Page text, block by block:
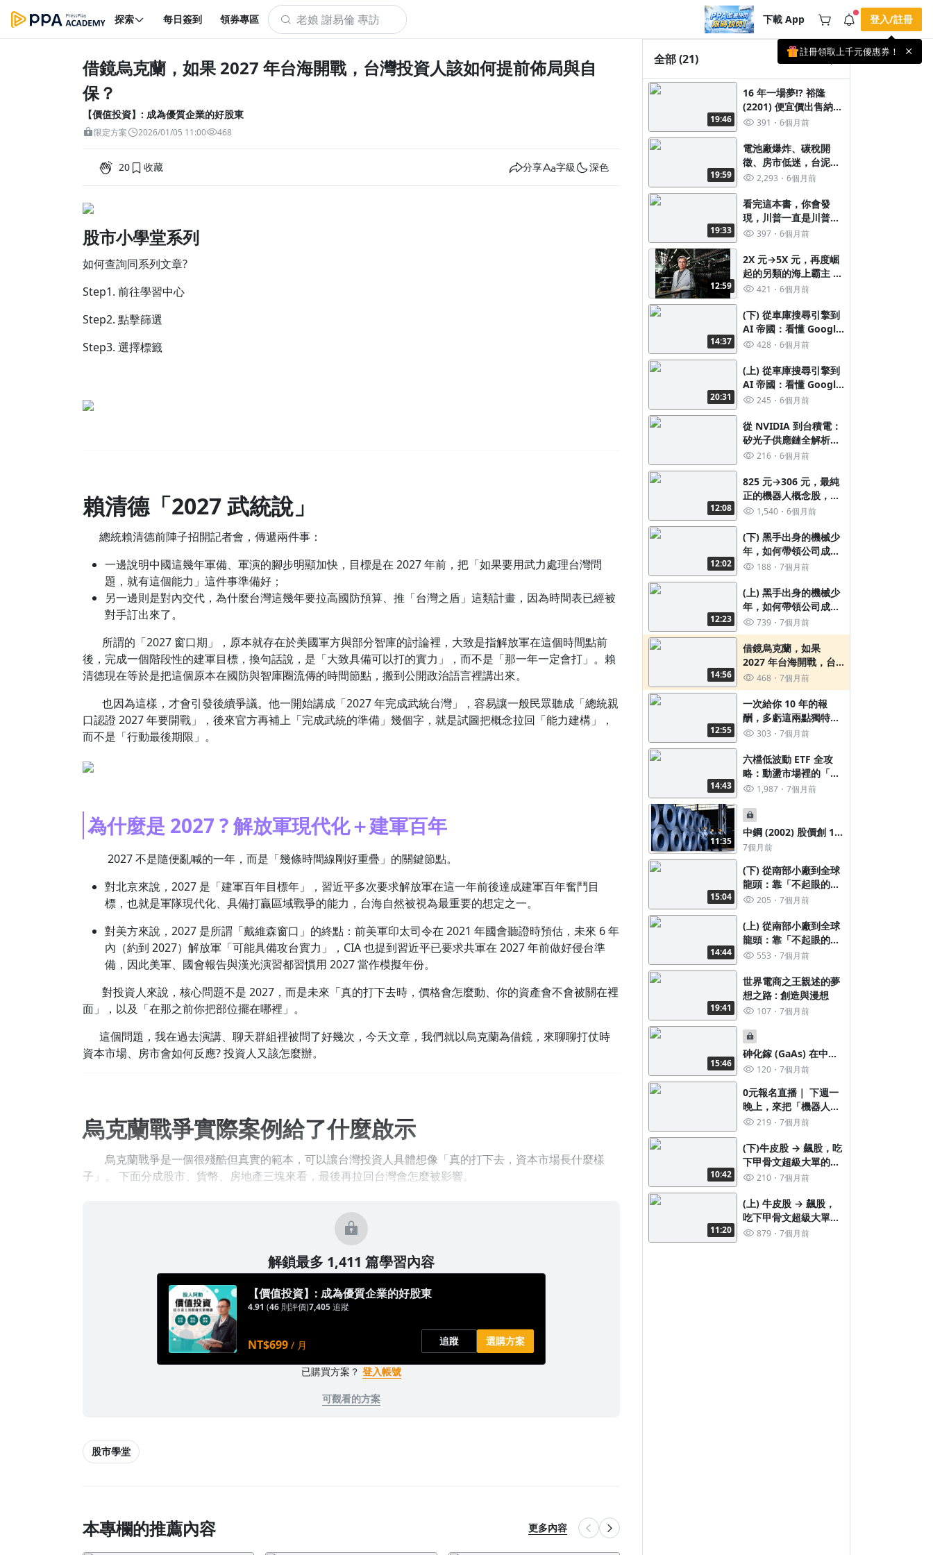
探索 每日簽到 領券專區 下載 App
下載 APP 領取獎勵，隨時吸收新知識
🌞 PPA 避暑津貼．冷氣房升級｜
期間快閃活動
🥵 酷暑限時快閃｜單筆滿 NT$2,500 現
折 NT$300、再贈最高 2% 點數回饋！
🚀 酷暑來襲．偷偷在冷氣房升級 📈
⭐️ 【冷氣房進修 限時開跑】◾單筆滿
NT$2,500 現折 NT$300◾活動期間：即
日起 - 8/13（只有一週）-📣 酷暑季好康
\ 再加碼 /→ 點數回饋無上限🔥購買任一
課程 or 訂閱✅ 消費即享回饋 1% 點數
✅ 滿 $5,000 回饋 2% 點數🎁 此為 PPA
官方帳號 Line@ 專屬活動，加入好友👉
享有「渠道專屬活動」及「個人化推
3 天前
查看全部
登入/註冊
註冊領取上千元優惠券！
借鏡烏克蘭，如果 2027 年台海開戰，台灣投資人該如何提前佈局與自
保？
【價值投資】: 成為優質企業的好股東
限定方案 2026/01/05 11:00 468
20 收藏 分享 字級 深色
股市小學堂系列
如何查詢同系列文章?
Step1. 前往學習中心
Step2. 點擊篩選
Step3. 選擇標籤
賴清德「2027 武統說」
總統賴清德前陣子招開記者會，傳遞兩件事：
一邊說明中國這幾年軍備、軍演的腳步明顯加快，目標是在 2027 年前，把「如果要用武力處理台灣問
題，就有這個能力」這件事準備好；
另一邊則是對內交代，為什麼台灣這幾年要拉高國防預算、推「台灣之盾」這類計畫，因為時間表已經被
對手訂出來了。
所謂的「2027 窗口期」，原本就存在於美國軍方與部分智庫的討論裡，大致是指解放軍在這個時間點前
後，完成一個階段性的建軍目標，換句話說，是「大致具備可以打的實力」，而不是「那一年一定會打」。賴
清德現在等於是把這個原本在國防與智庫圈流傳的時間節點，搬到公開政治語言裡講出來。
也因為這樣，才會引發後續爭議。他一開始講成「2027 年完成武統台灣」，容易讓一般民眾聽成「總統親
口認證 2027 年要開戰」，後來官方再補上「完成武統的準備」幾個字，就是試圖把概念拉回「能力建構」，
而不是「行動最後期限」。
為什麼是 2027 ? 解放軍現代化＋建軍百年
2027 不是隨便亂喊的一年，而是「幾條時間線剛好重疊」的關鍵節點。
對北京來說，2027 是「建軍百年目標年」，習近平多次要求解放軍在這一年前後達成建軍百年奮鬥目
標，也就是軍隊現代化、具備打贏區域戰爭的能力，台海自然被視為最重要的想定之一。
對美方來說，2027 是所謂「戴維森窗口」的終點：前美軍印太司令在 2021 年國會聽證時預估，未來 6 年
內（約到 2027）解放軍「可能具備攻台實力」，CIA 也提到習近平已要求共軍在 2027 年前做好侵台準
備，因此美軍、國會報告與漢光演習都習慣用 2027 當作模擬年份。
對投資人來說，核心問題不是 2027，而是未來「真的打下去時，價格會怎麼動、你的資產會不會被關在裡
面」，以及「在那之前你把部位擺在哪裡」。
這個問題，我在過去演講、聊天群組裡被問了好幾次，今天文章，我們就以烏克蘭為借鏡，來聊聊打仗時
資本市場、房市會如何反應? 投資人又該怎麼辦。
烏克蘭戰爭實際案例給了什麼啟示
烏克蘭戰爭是一個很殘酷但真實的範本，可以讓台灣投資人具體想像「真的打下去，資本市場長什麼樣
子」。 下面分成股市、貨幣、房地產三塊來看，最後再拉回台灣會怎麼被影響。
解鎖最多 1,411 篇學習內容
【價值投資】: 成為優質企業的好股東
4.91 (46 則評價)7,405追蹤
NT$699 / 月 追蹤 選購方案
已購買方案？ 登入帳號
可觀看的方案
股市學堂
本專欄的推薦內容 更多內容
全部(21)
19:46
16 年一場夢!? 裕隆
(2201) 便宜價出售納智
捷，股價不漲反跌!? 鴻
真的有戲!?
391 6個月前
19:59
電池廠爆炸、碳稅開
徵、房市低迷，台泥
(1101) 到底還有沒有
2,293 6個月前
19:33
看完這本書，你會發
現，川普一直是川普，
它從來沒變過 :
the Deal】
397 6個月前
12:59
2X 元→5X 元，再度崛
起的另類的海上霸主 這
幾年做了些什麼!?
421 6個月前
14:37
(下) 從車庫搜尋引擎到
AI 帝國：看懂 Google
的商業模式、營收結構
428 6個月前
20:31
(上) 從車庫搜尋引擎到
AI 帝國：看懂 Google
的商業模式、營收結構
245 6個月前
從 NVIDIA 到台積電：
矽光子供應鏈全解析，
誰是下一個黑馬？
216 6個月前
12:08
825 元→306 元，最純
正的機器人概念股，公
司到底賺不賺錢 !? 誠實
1,540 6個月前
12:02
(下) 黑手出身的機械少
年，如何帶領公司成為
AI 伺服器的心臟
188 7個月前
12:23
(上) 黑手出身的機械少
年，如何帶領公司成為
AI 伺服器的心臟
739 7個月前
14:56
借鏡烏克蘭，如果
2027 年台海開戰，台
灣投資人該如何提前佈
局與自保？
468 7個月前
12:55
一次給你 10 年的報
酬，多虧這兩點獨特優
勢 303 7個月前
14:43
六檔低波動 ETF 全攻
略：動盪市場裡的「鎮
定劑」(00701、
00730、00731、
00915)
1,987 7個月前
11:35
中鋼 (2002) 股價創 10
年新低，股東人數卻突
先想清楚這三個問題
7個月前
15:04
(下) 從南部小廠到全球
龍頭：靠「不起眼的零
件」堆出全球前三的大
205 7個月前
14:44
(上) 從南部小廠到全球
龍頭：靠「不起眼的零
件」堆出全球前三的大
553 7個月前
19:41
世界電商之王親述的夢
想之路 : 創造與漫想
107 7個月前
15:46
砷化鎵 (GaAs) 在中國
不是遇到很嚴重的價格
120 7個月前
0元報名直播｜ 下週一
晚上，來把「機器人投
資」講清楚
219 7個月前
10:42
(下)牛皮股 → 飆股，吃
下甲骨文超級大單的老
牌 PC 製造商
210 7個月前
11:20
(上) 牛皮股 → 飆股，
吃下甲骨文超級大單的
老牌 PC 製造商
879 7個月前